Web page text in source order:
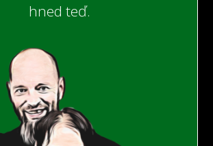
hned teď.